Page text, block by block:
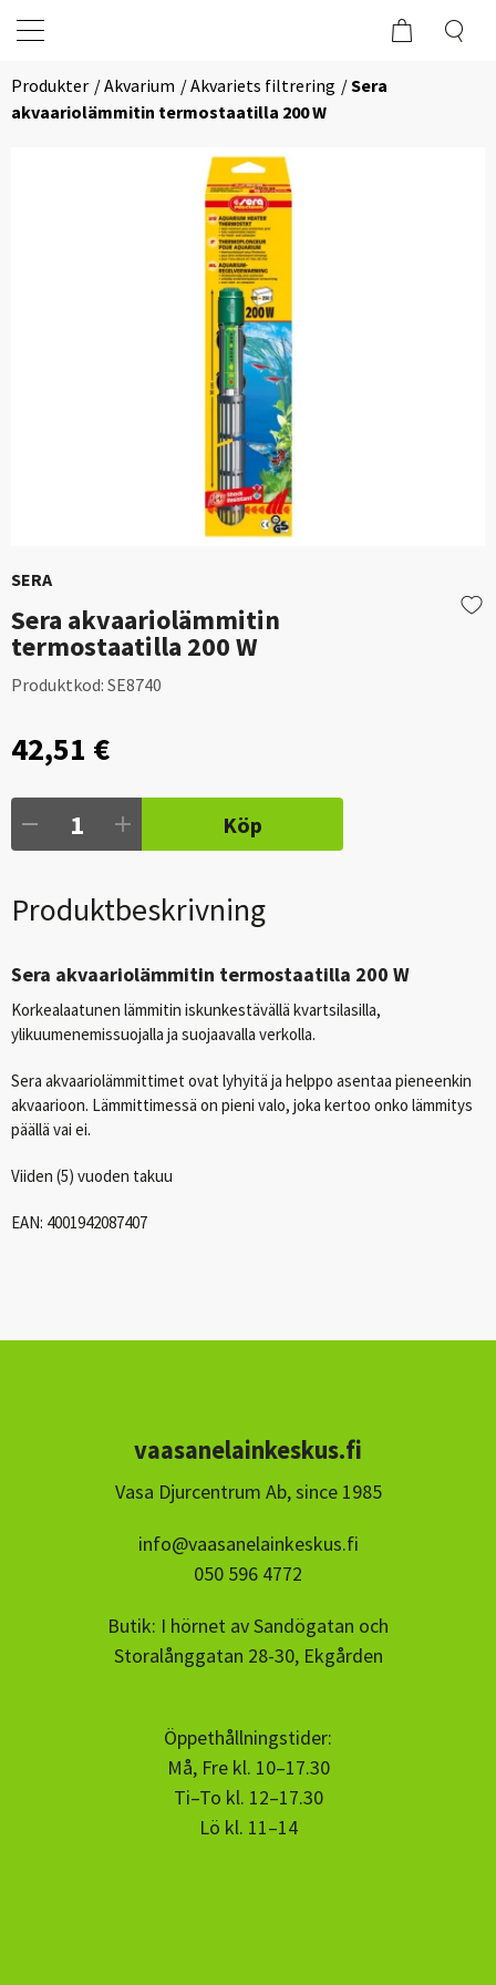
Produkter Akvarium Akvariets filtrering
Sera
akvaariolämmitin termostaatilla 200 W
SERA
Sera akvaariolämmitin
termostaatilla 200 W
Produktkod: SE8740
42,51 €
Köp
Produktbeskrivning
Sera akvaariolämmitin termostaatilla 200 W
Korkealaatunen lämmitin iskunkestävällä kvartsilasilla,
ylikuumenemissuojalla ja suojaavalla verkolla.
Sera akvaariolämmittimet ovat lyhyitä ja helppo asentaa pieneenkin
akvaarioon. Lämmittimessä on pieni valo, joka kertoo onko lämmitys
päällä vai ei.
Viiden (5) vuoden takuu
EAN: 4001942087407
vaasanelainkeskus.fi
Vasa Djurcentrum Ab, since 1985
info@vaasanelainkeskus.fi
050 596 4772
Butik: I hörnet av Sandögatan och
Storalånggatan 28-30, Ekgården
Öppethållningstider:
Må, Fre kl. 10–17.30
Ti–To kl. 12–17.30
Lö kl. 11–14